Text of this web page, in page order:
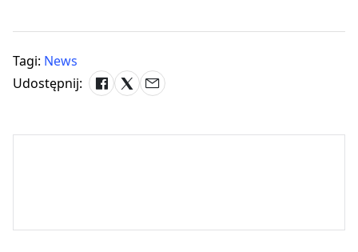
Tagi: News
Udostępnij: